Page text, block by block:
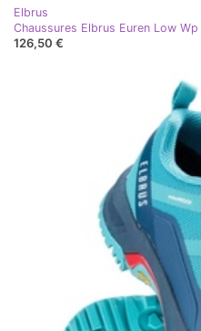
Elbrus
Chaussures Elbrus Euren Low
126,50 €